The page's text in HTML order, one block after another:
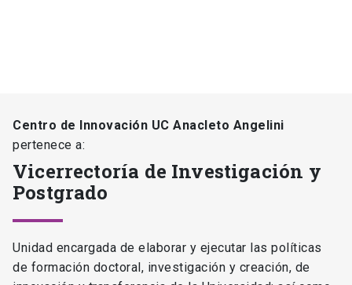
Centro de Innovación UC Anacleto Angelini
pertenece a:
Vicerrectoría de Investigación y
Postgrado
Unidad encargada de elaborar y ejecutar las políticas
de formación doctoral, investigación y creación, de